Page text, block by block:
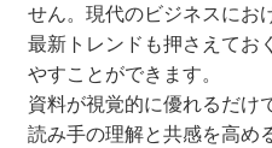
せん。現代のビジネスにお
最新トレンドも押さえてお
やすことができます。
資料が視覚的に優れるだけ
読み手の理解と共感を高め